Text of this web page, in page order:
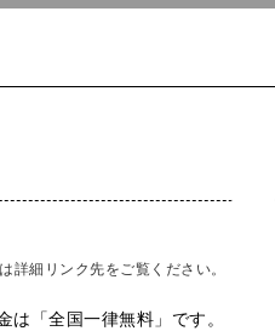
詳細リンク先をご覧ください。
は「全国一律無料」です。